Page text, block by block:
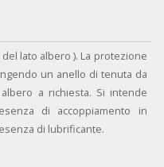
lato albero ). La protezione
un anello di tenuta da
a richiesta. Si intende
di accoppiamento in
di lubrificante.